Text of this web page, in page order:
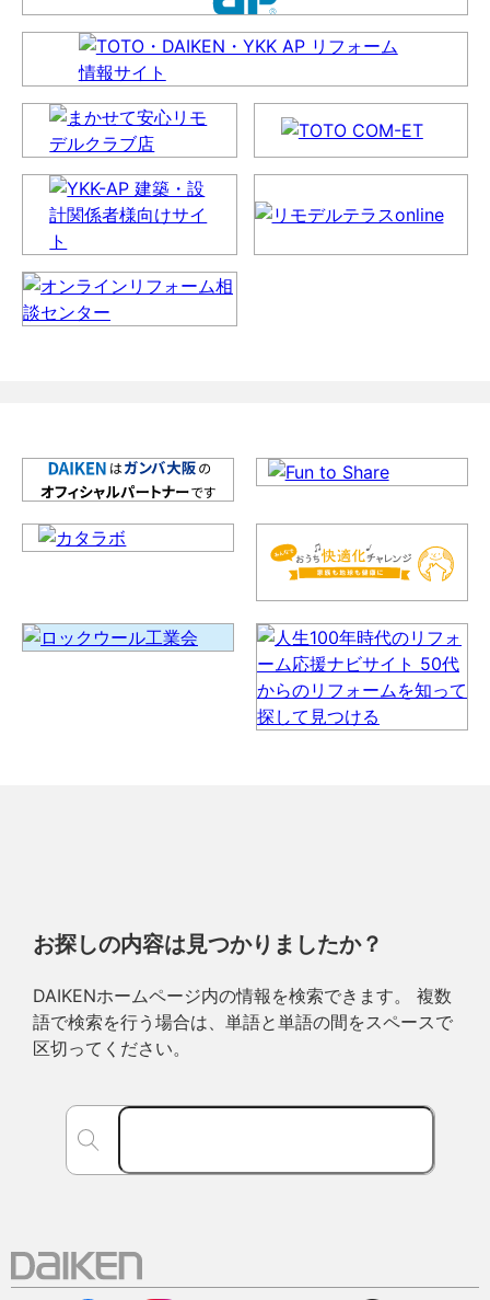
お探しの内容は見つかりましたか？
DAIKENホームページ内の情報を検索できます。 複数
語で検索を行う場合は、単語と単語の間をスペースで
区切ってください。